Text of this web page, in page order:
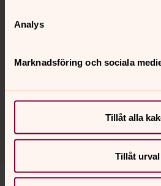
Analys
Marknadsföring och sociala
Tillåt alla
Tillåt urval
* Enligt folkbokföringen, inklusive hus-
Använd den adress du var skriven på 15
Hitta din